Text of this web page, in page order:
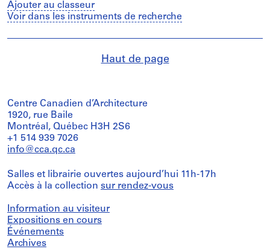
Ajouter au classeur
Voir dans les instruments de recherche
Haut de page
Centre Canadien d’Architecture
1920, rue Baile
Montréal, Québec H3H 2S6
+1 514 939 7026
info@cca.qc.ca
Salles et librairie ouvertes aujourd’hui 11h-17h
Accès à la collection sur rendez-vous
Information au visiteur
Expositions en cours
Événements
Archives